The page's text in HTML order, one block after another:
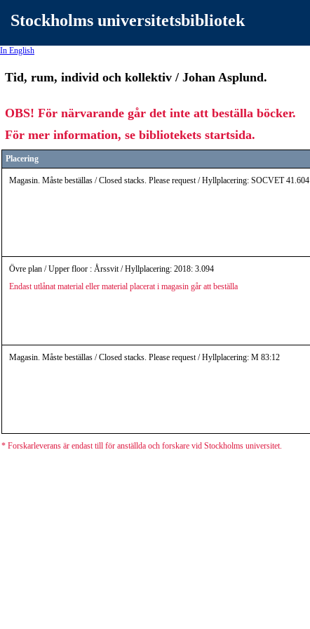
Stockholms universitetsbibliotek
In English
Tid, rum, individ och kollektiv / Johan Asplund.
OBS! För närvarande går det inte att beställa böcker.
För mer information, se bibliotekets startsida.
Placering
Magasin. Måste beställas / Closed stacks. Please request / Hyllplacering: SOCVET 41.604
Övre plan / Upper floor : Årssvit / Hyllplacering: 2018: 3.094
Endast utlånat material eller material placerat i magasin går att beställa
Magasin. Måste beställas / Closed stacks. Please request / Hyllplacering: M 83:12
* Forskarleverans är endast till för anställda och forskare vid Stockholms universitet.